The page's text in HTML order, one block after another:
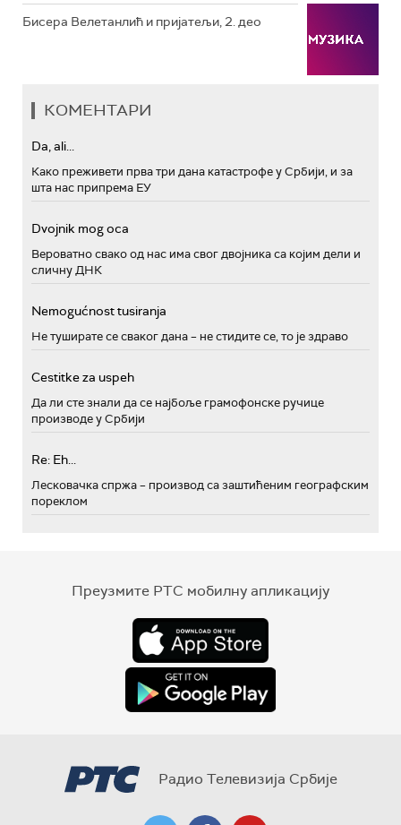
Бисера Велетанлић и пријатељи, 2. део
КОМЕНТАРИ
Da, ali...
Како преживети прва три дана катастрофе у Србији, и за
шта нас припрема ЕУ
Dvojnik mog oca
Вероватно свако од нас има свог двојника са којим дели и
сличну ДНК
Nemogućnost tusiranja
Не туширате се сваког дана – не стидите се, то је здраво
Cestitke za uspeh
Да ли сте знали да се најбоље грамофонске ручице
производе у Србији
Re: Eh...
Лесковачка спржа – производ са заштићеним географским
пореклом
Преузмите РТС мобилну апликацију
Радио Телевизија Србије